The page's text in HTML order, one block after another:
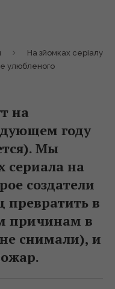
На зйомках серіалу
улюбленого
на
году
Мы
сериала на
создатели
превратить в
причинам в
снимали), и